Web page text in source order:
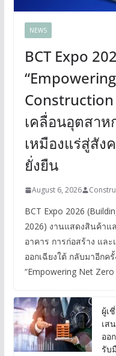
NEWS
BCT Expo
เคลื่อนอุตสาห
เหมืองแร่สู่สัง
ยั่งยืน
August 6, 2026
BCT Expo 2026
2026) งานแสดงสินค้าแ
อาคาร การก่อสร้าง แล
ออกเฉียงใต้ กลับมาอีกค
“Empowering Net
ผู้เ
เส
ออ
รับ